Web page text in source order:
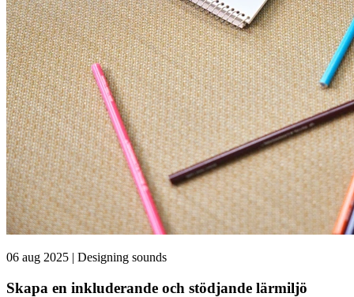
06 aug 2025 | Designing sounds
Skapa en inkluderande och stödjande lärmiljö